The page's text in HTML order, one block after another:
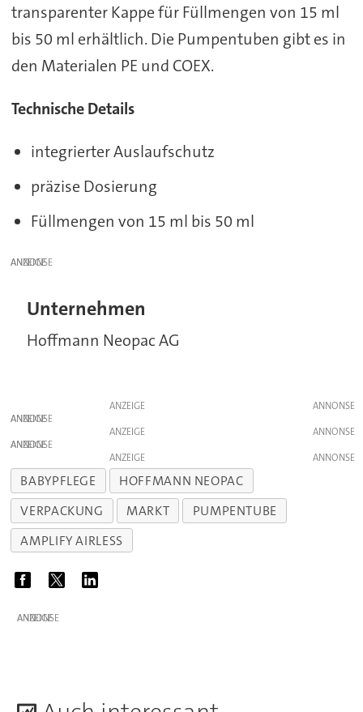
transparenter Kappe für Füllmengen von 15 ml
bis 50 ml erhältlich. Die Pumpentuben gibt es in
den Materialen PE und COEX.
Technische Details
integrierter Auslaufschutz
präzise Dosierung
Füllmengen von 15 ml bis 50 ml
ANZEIGE
Unternehmen
Hoffmann Neopac AG
ANZEIGE
ANZEIGE
ANZEIGE
ANZEIGE
ANZEIGE
BABYPFLEGE
HOFFMANN NEOPAC
VERPACKUNG
MARKT
PUMPENTUBE
AMPLIFY AIRLESS
ANZEIGE